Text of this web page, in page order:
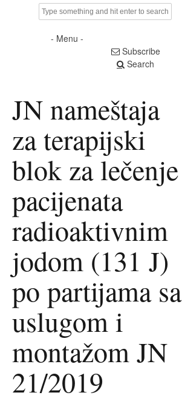
- Menu -
Subscribe
Search
JN nameštaja
za terapijski
blok za lečenje
pacijenata
radioaktivnim
jodom (131 J)
po partijama sa
uslugom i
montažom JN
21/2019